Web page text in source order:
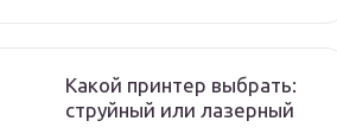
Какой принтер выбрать:
струйный или лазерный